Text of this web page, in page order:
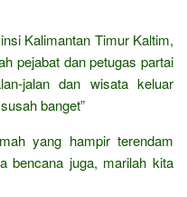
Kalimantan Timur Kaltim,
pejabat dan petugas partai
jalan dan wisata keluar
banget”
yang hampir terendam
bencana juga, marilah kita